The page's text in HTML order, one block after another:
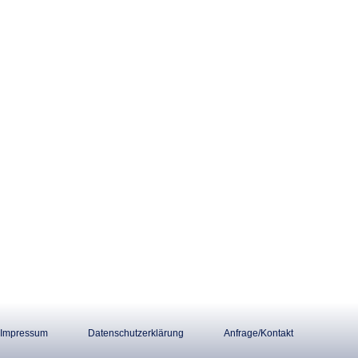
Impressum Datenschutzerklärung Anfrage/Kontakt